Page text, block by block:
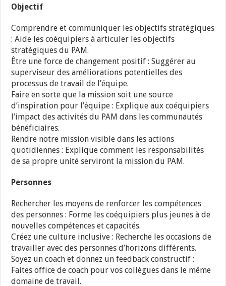
Objectif
Comprendre et communiquer les objectifs stratégiques
: Aide les coéquipiers à articuler les objectifs
stratégiques du PAM.
Être une force de changement positif : Suggérer au
superviseur des améliorations potentielles des
processus de travail de l’équipe.
Faire en sorte que la mission soit une source
d’inspiration pour l’équipe : Explique aux coéquipiers
l’impact des activités du PAM dans les communautés
bénéficiaires.
Rendre notre mission visible dans les actions
quotidiennes : Explique comment les responsabilités
de sa propre unité serviront la mission du PAM.
Personnes
Rechercher les moyens de renforcer les compétences
des personnes : Forme les coéquipiers plus jeunes à de
nouvelles compétences et capacités.
Créez une culture inclusive : Recherche les occasions de
travailler avec des personnes d’horizons différents.
Soyez un coach et donnez un feedback constructif :
Faites office de coach pour vos collègues dans le même
domaine de travail.